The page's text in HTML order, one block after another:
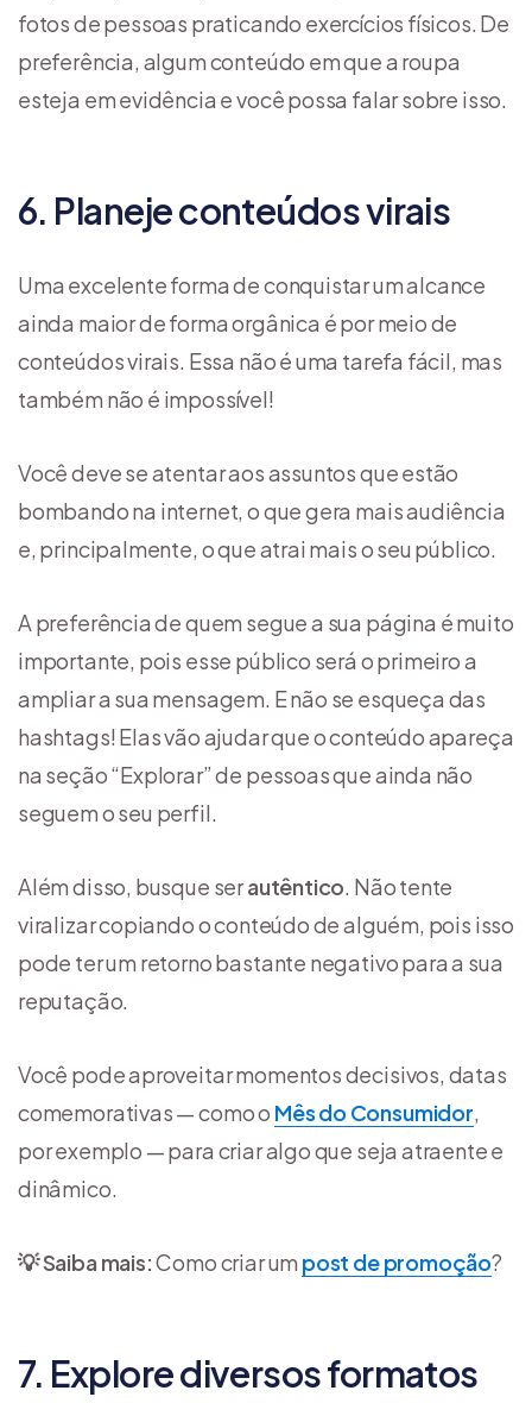
fotos de pessoas praticando exercícios físicos. De
preferência, algum conteúdo em que a roupa
esteja em evidência e você possa falar sobre isso.
6. Planeje conteúdos virais
Uma excelente forma de conquistar um alcance
ainda maior de forma orgânica é por meio de
conteúdos virais. Essa não é uma tarefa fácil, mas
também não é impossível!
Você deve se atentar aos assuntos que estão
bombando na internet, o que gera mais audiência
e, principalmente, o que atrai mais o seu público.
A preferência de quem segue a sua página é muito
importante, pois esse público será o primeiro a
ampliar a sua mensagem. E não se esqueça das
hashtags! Elas vão ajudar que o conteúdo apareça
na seção “Explorar” de pessoas que ainda não
seguem o seu perfil.
Além disso, busque serautêntico . Não tente
viralizar copiando o conteúdo de alguém, pois isso
pode ter um retorno bastante negativo para a sua
reputação.
Você pode aproveitar momentos decisivos, datas
comemorativas — como o Mês do Consumidor
por exemplo — para criar algo que seja atraente e
dinâmico.
💡 Saiba mais:Como criar um post de promoção?
7. Explore diversos formatos